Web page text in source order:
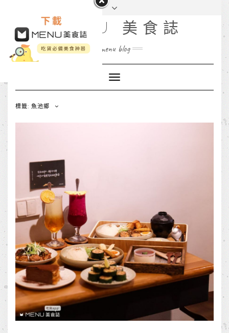
MENU 美食誌
menu blog
Toggle
Navigation
標籤: 魚池鄉